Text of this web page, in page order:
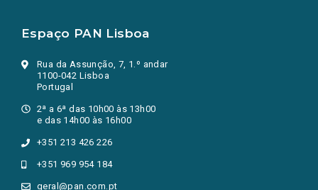
Espaço PAN Lisboa
Rua da Assunção, 7, 1.º andar
1100-042 Lisboa
Portugal
2ª a 6ª das 10h00 às 13h00
e das 14h00 às 16h00
+351 213 426 226
+351 969 954 184
geral@pan.com.pt